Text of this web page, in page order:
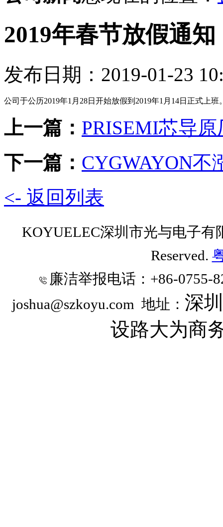
2019年春节放假通知
发布日期：2019-01-23
公司于公历2019年1月28日开始放假到2019年1月14日正式上班
上一篇： PRISEMI芯导
下一篇： CYGWAYON不
<- 返回列表
KOYUELEC深圳市光与电子
Reserved.
廉洁举报电话 ：+86-0755-
joshua@szkoyu.com 地址： 深
设路大为商